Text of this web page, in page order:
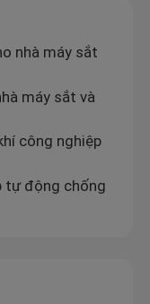
nhà máy sắt
máy sắt và
công nghiệp
tự động chống